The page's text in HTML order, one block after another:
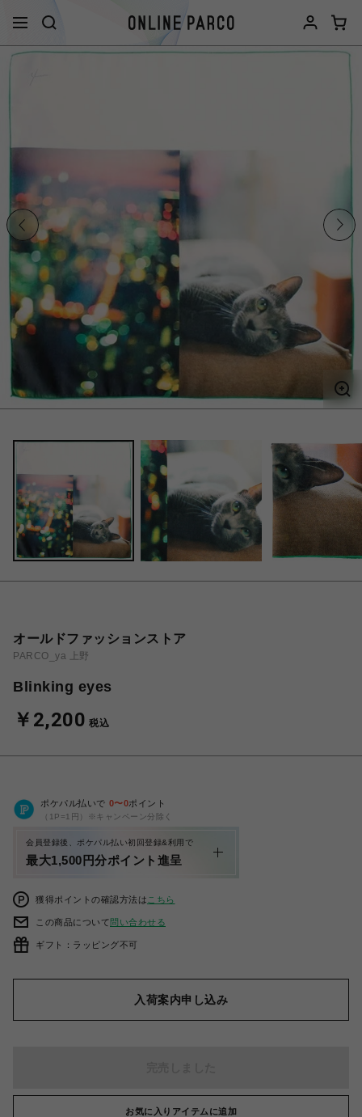
オールドファッションストア
PARCO_ya 上野
Blinking eyes
￥2,200 税込
ポケパル払いで 0〜0ポイント
（1P=1円）※キャンペーン分除く
会員登録後、ポケパル払い初回登録&利用で
最大1,500円分ポイント進呈
獲得ポイントの確認方法は こちら
この商品について問い合わせる
ギフト：ラッピング不可
入荷案内申し込み
お気に入りアイテムに追加